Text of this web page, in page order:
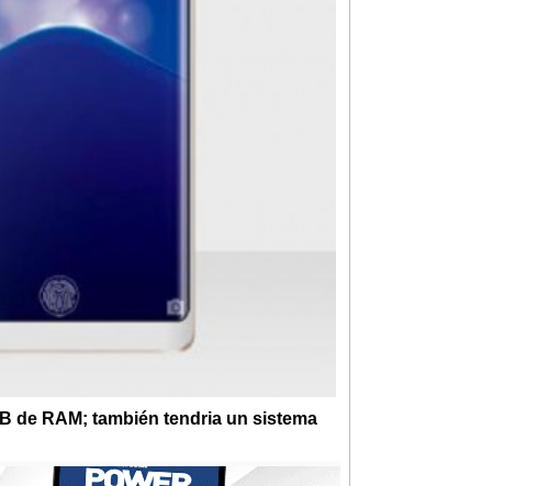
de RAM; también tendria un sistema